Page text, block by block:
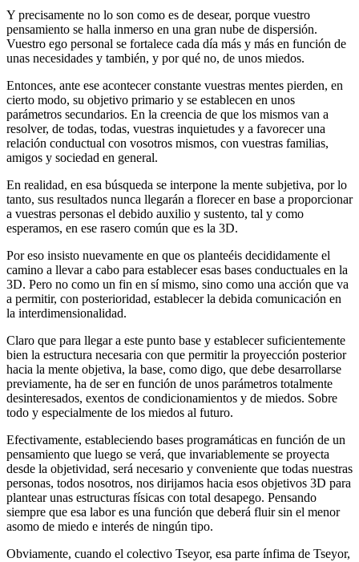
Y precisamente no lo son como es de desear, porque vuestro
pensamiento se halla inmerso en una gran nube de dispersión.
Vuestro ego personal se fortalece cada día más y más en función de
unas necesidades y también, y por qué no, de unos miedos.
Entonces, ante ese acontecer constante vuestras mentes pierden, en
cierto modo, su objetivo primario y se establecen en unos
parámetros secundarios. En la creencia de que los mismos van a
resolver, de todas, todas, vuestras inquietudes y a favorecer una
relación conductual con vosotros mismos, con vuestras familias,
amigos y sociedad en general.
En realidad, en esa búsqueda se interpone la mente subjetiva, por lo
tanto, sus resultados nunca llegarán a florecer en base a proporcionar
a vuestras personas el debido auxilio y sustento, tal y como
esperamos, en ese rasero común que es la 3D.
Por eso insisto nuevamente en que os planteéis decididamente el
camino a llevar a cabo para establecer esas bases conductuales en la
3D. Pero no como un fin en sí mismo, sino como una acción que va
a permitir, con posterioridad, establecer la debida comunicación en
la interdimensionalidad.
Claro que para llegar a este punto base y establecer suficientemente
bien la estructura necesaria con que permitir la proyección posterior
hacia la mente objetiva, la base, como digo, que debe desarrollarse
previamente, ha de ser en función de unos parámetros totalmente
desinteresados, exentos de condicionamientos y de miedos. Sobre
todo y especialmente de los miedos al futuro.
Efectivamente, estableciendo bases programáticas en función de un
pensamiento que luego se verá, que invariablemente se proyecta
desde la objetividad, será necesario y conveniente que todas nuestras
personas, todos nosotros, nos dirijamos hacia esos objetivos 3D para
plantear unas estructuras físicas con total desapego. Pensando
siempre que esa labor es una función que deberá fluir sin el menor
asomo de miedo e interés de ningún tipo.
Obviamente, cuando el colectivo Tseyor, esa parte ínfima de Tseyor,